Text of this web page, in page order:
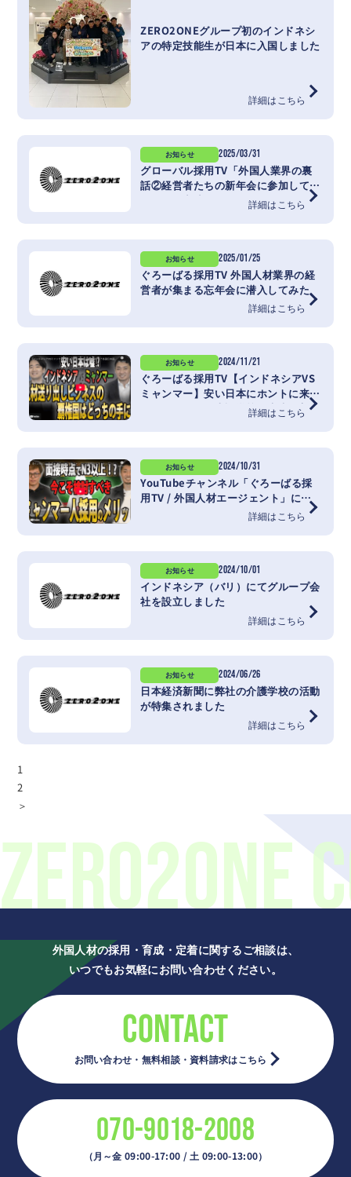
ZERO2ONEグループ初のインドネシ
アの特定技能生が日本に入国しました
詳細はこちら
お知らせ 2025/03/31
グローバル採用TV「外国人業界の裏
話②経営者たちの新年会に参加してみ
たら」に出演いたしました詳細はこちら
お知らせ 2025/01/25
ぐろーばる採用TV 外国人材業界の経
営者が集まる忘年会に潜入してみた
詳細はこちら
お知らせ 2024/11/21
ぐろーばる採用TV【インドネシアVS
ミャンマー】安い日本にホントに来て
くれる？各国日本語学校の未来予想図
詳細はこちら
お知らせ 2024/10/31
YouTubeチャンネル「ぐろーばる採
用TV / 外国人材エージェント」にイ
ンタビューが掲載されました詳細はこちら
お知らせ 2024/10/01
インドネシア（バリ）にてグループ会
社を設立しました
詳細はこちら
お知らせ 2024/06/26
日本経済新聞に弊社の介護学校の活動
が特集されました
詳細はこちら
1
2
＞
ZERO2ONE
外国人材の採用・育成・定着に関するご相談は、
いつでもお気軽にお問い合わせください。
CONTACT
お問い合わせ・無料相談・資料請求はこちら
070-9018-2008
（月～金 09:00-17:00 / 土 09:00-13:00）